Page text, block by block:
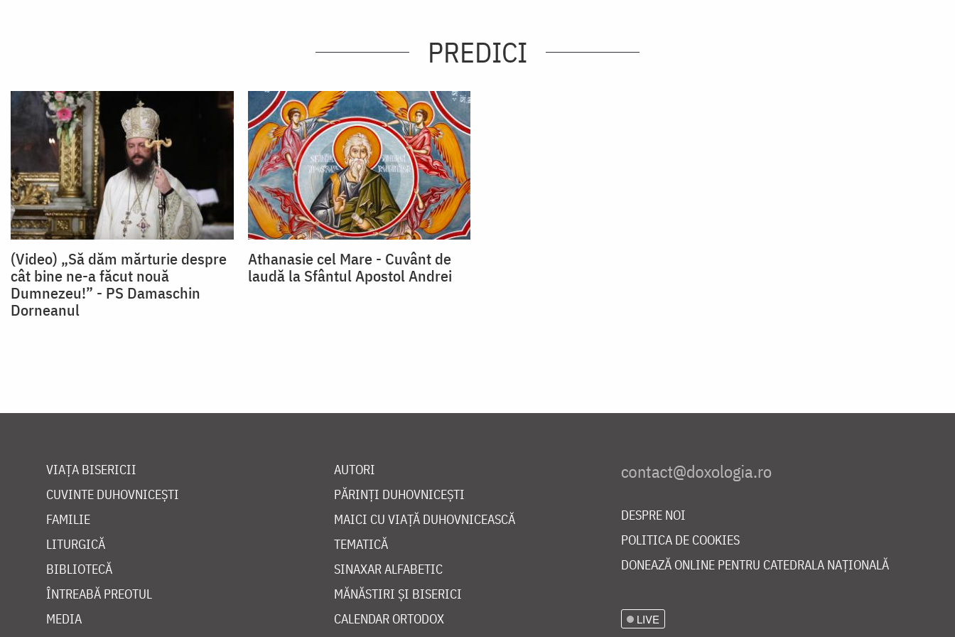
PREDICI
(Video) „Să dăm mărturie despre
cât bine ne-a făcut nouă
Dumnezeu!” - PS Damaschin
Dorneanul
Athanasie cel Mare - Cuvânt de
laudă la Sfântul Apostol Andrei
VIAȚA BISERICII
CUVINTE DUHOVNICEȘTI
FAMILIE
LITURGICĂ
BIBLIOTECĂ
ÎNTREABĂ PREOTUL
MEDIA
AUTORI
PĂRINȚI DUHOVNICEȘTI
MAICI CU VIAȚĂ DUHOVNICEASCĂ
TEMATICĂ
SINAXAR ALFABETIC
MĂNĂSTIRI ȘI BISERICI
CALENDAR ORTODOX
DESPRE NOI
POLITICA DE COOKIES
DONEAZĂ ONLINE PENTRU CATEDRALA NAȚIONALĂ
LIVE